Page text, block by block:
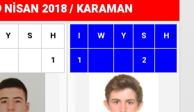
NİSAN 2018 / KARAMAN
Y S H
1
I W Y S H
1 2